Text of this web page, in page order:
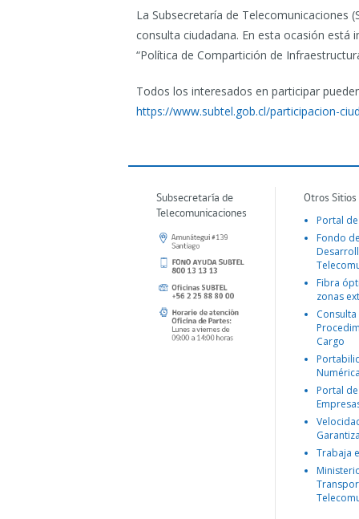
La Subsecretaría de Telecomunicaciones
consulta ciudadana. En esta ocasión está
“Política de Compartición de
Todos los interesados en participar
https://www.subtel.gob.cl/participacion-
Subsecretaría de
Telecomunicaciones
Otros
Portal
Fondo
Fibra
zonas
Consulta
Cargo
Portal
Trabaja